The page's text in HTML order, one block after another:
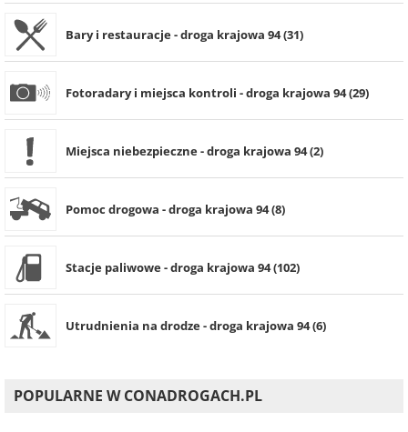
Bary i restauracje - droga krajowa 94 (31)
Fotoradary i miejsca kontroli - droga krajowa 94 (29)
Miejsca niebezpieczne - droga krajowa 94 (2)
Pomoc drogowa - droga krajowa 94 (8)
Stacje paliwowe - droga krajowa 94 (102)
Utrudnienia na drodze - droga krajowa 94 (6)
POPULARNE W CONADROGACH.PL